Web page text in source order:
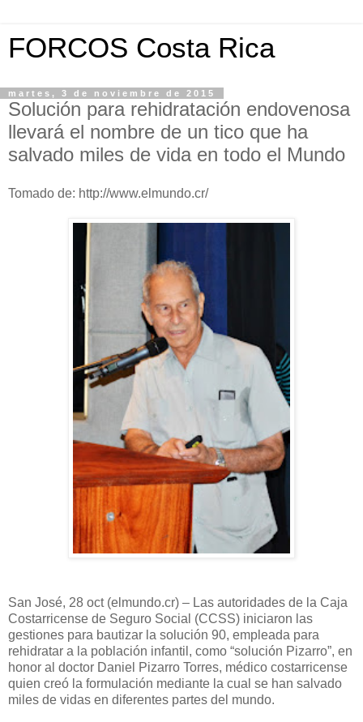
FORCOS Costa Rica
martes, 3 de noviembre de 2015
Solución para rehidratación endovenosa
llevará el nombre de un tico que ha
salvado miles de vida en todo el Mundo
Tomado de: http://www.elmundo.cr/
San José, 28 oct (elmundo.cr) – Las autoridades de la Caja
Costarricense de Seguro Social (CCSS) iniciaron las
gestiones para bautizar la solución 90, empleada para
rehidratar a la población infantil, como “solución Pizarro”, en
honor al doctor Daniel Pizarro Torres, médico costarricense
quien creó la formulación mediante la cual se han salvado
miles de vidas en diferentes partes del mundo.